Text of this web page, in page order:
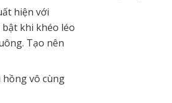
hiện với
khi khéo léo
Tạo nên
hồng vô cùng